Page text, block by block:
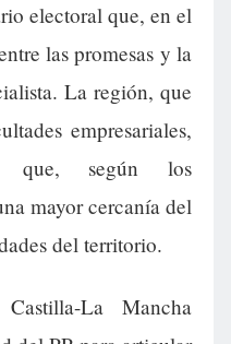
electoral que, en el
las promesas y la
La región, que
empresariales,
que, según los
mayor cercanía del
del territorio.
La Mancha